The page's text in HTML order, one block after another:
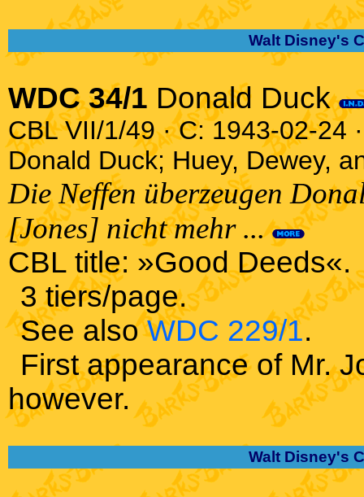
Walt Disney's
WDC 34/1 Donald Duck
CBL VII/1/49 · C: 1943-02-24
Donald Duck; Huey, Dewey,
Die Neffen überzeugen
[Jones] nicht mehr ...
CBL title: »Good Deeds«.
3 tiers/page.
See alsoWDC 229/1.
First appearance of Mr.
however.
Walt Disney's